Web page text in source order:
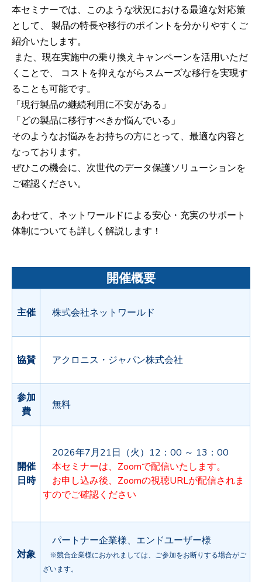
本セミナーでは、このような状況における最適な対応策
として、 製品の特長や移行のポイントを分かりやすくご
紹介いたします。
また、現在実施中の乗り換えキャンペーンを活用いただ
くことで、 コストを抑えながらスムーズな移行を実現す
ることも可能です。
「現行製品の継続利用に不安がある」
「どの製品に移行すべきか悩んでいる」
そのようなお悩みをお持ちの方にとって、最適な内容と
なっております。
ぜひこの機会に、次世代のデータ保護ソリューションを
ご確認ください。
あわせて、ネットワールドによる安心・充実のサポート
体制についても詳しく解説します！
開催概要
主催 株式会社ネットワールド
協賛 アクロニス・ジャパン株式会社
参加
費
無料
開催
日時
2026年7月21日（火）12：00 ～ 13：00
本セミナーは、Zoomで配信いたします。
お申し込み後、Zoomの視聴URLが配信されま
すのでご確認ください
対象
パートナー企業様、エンドユーザー様
※競合企業様におかれましては、ご参加をお断りする場合がご
ざいます。